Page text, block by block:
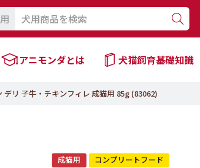
アニモンダとは 犬猫飼育基礎知識
リ 子牛・チキンフィレ 成猫用 85g (83062)
成猫用 コンプリートフード